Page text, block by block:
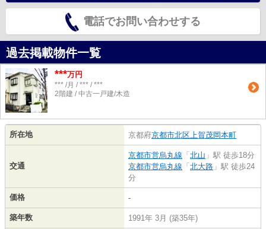
電話でお問い合わせする
過去掲載物件一覧
***万円
*** /月 / *** / ***
2階建 / 中古一戸建/木造
所在地 京都府京都市北区上賀茂岡本町
交通
京都市営烏丸線 「 北山 」駅 徒歩18分
京都市営烏丸線 「 北大路 」駅 徒歩24
分
価格 -
築年数 1991年 3月 (築35年)